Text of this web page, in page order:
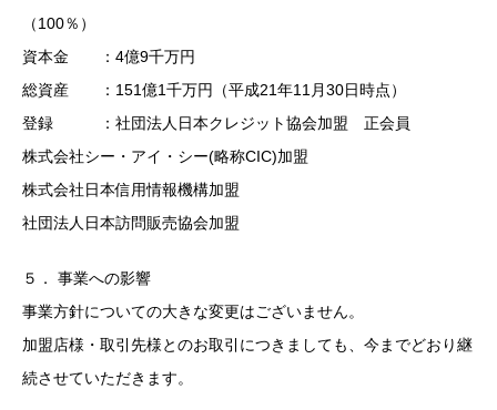
（100％）
資本金 ：4億9千万円
総資産 ：151億1千万円（平成21年11月30日時点）
登録 ：社団法人日本クレジット協会加盟 正会員
株式会社シー・アイ・シー(略称CIC)加盟
株式会社日本信用情報機構加盟
社団法人日本訪問販売協会加盟
５． 事業への影響
事業方針についての大きな変更はございません。
加盟店様・取引先様とのお取引につきましても、今までどおり継
続させていただきます。